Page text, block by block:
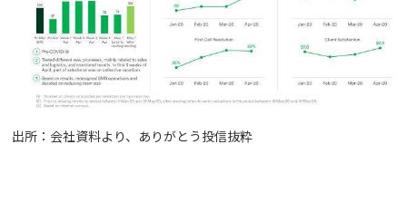
出所：会社資料より、ありがとう投信抜粋